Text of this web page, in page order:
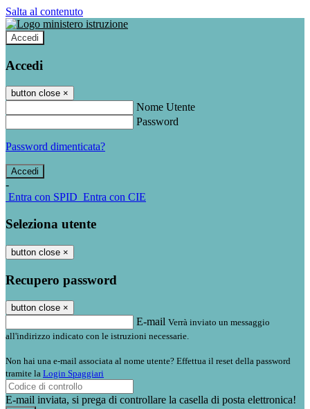
Salta al contenuto
Accedi
Accedi
button close ×
Nome Utente
Password
Password dimenticata?
-
Entra con SPID Entra con CIE
Seleziona utente
button close ×
Recupero password
button close ×
E-mail Verrà inviato un messaggio
all'indirizzo indicato con le istruzioni necessarie.
Non hai una e-mail associata al nome utente? Effettua il reset della password
tramite la Login Spaggiari
E-mail inviata, si prega di controllare la casella di posta elettronica!